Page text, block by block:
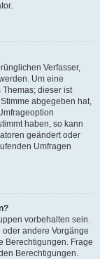
Verfasser,
Um eine
dieser ist
abgegeben hat,
haben, so kann
geändert oder
Umfragen
vorbehalten sein.
andere Vorgänge
Berechtigungen. Frage
Berechtigungen.